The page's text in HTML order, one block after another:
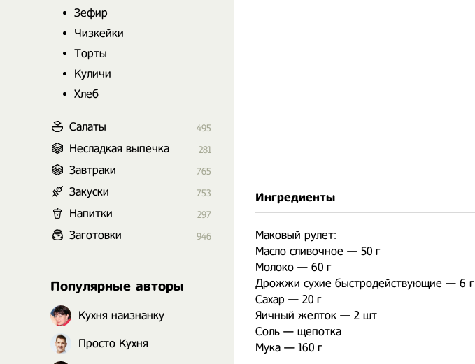
Ингредиенты
Маковый рулет:
Масло сливочное — 50 г
Молоко — 60 г
Дрожжи сухие быстродействующие — 6 г
Сахар — 20 г
Яичный желток — 2 шт
Соль — щепотка
Мука — 160 г
Зефир
Чизкейки
Торты
Куличи
Хлеб
Салаты 495
Несладкая выпечка 281
Завтраки 765
Закуски 753
Напитки 297
Заготовки 946
Популярные авторы
Кухня наизнанку
Просто Кухня